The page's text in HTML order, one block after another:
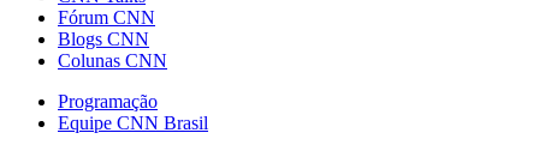
Fórum CNN
Blogs CNN
Colunas CNN
Programação
Equipe CNN Brasil